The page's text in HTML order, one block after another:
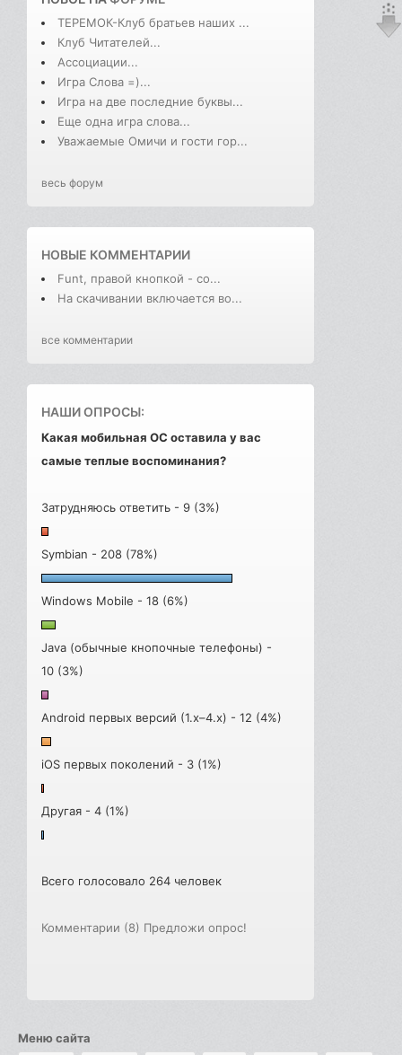
ТЕРЕМОК-Клуб братьев наших ...
Клуб Читателей...
Ассоциации...
Игра Слова =)...
Игра на две последние буквы...
Еще одна игра слова...
Уважаемые Омичи и гости гор...
весь форум
НОВЫЕ КОММЕНТАРИИ
Funt, правой кнопкой - со...
На скачивании включается во...
все комментарии
НАШИ ОПРОСЫ:
Какая мобильная ОС оставила у вас
самые теплые воспоминания?
Затрудняюсь ответить - 9 (3%)
Symbian - 208 (78%)
Windows Mobile - 18 (6%)
Java (обычные кнопочные телефоны) -
10 (3%)
Android первых версий (1.x–4.x) - 12 (4%)
iOS первых поколений - 3 (1%)
Другая - 4 (1%)
Всего голосовало 264 человек
Комментарии (8) Предложи опрос!
Меню сайта